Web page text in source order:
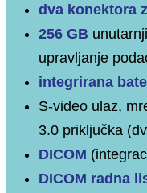
dva konektora
256 GB
upravljanje
integrirana
S-video ulaz,
3.0 priključka
DICOM
DICOM radna